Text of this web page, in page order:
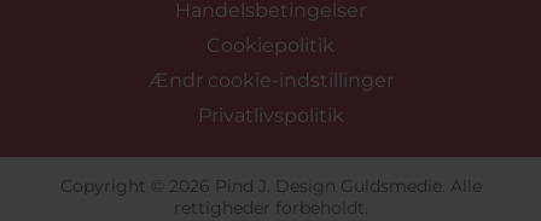
Handelsbetingelser
Cookiepolitik
Ændr cookie-indstillinger
Privatlivspolitik
Copyright © 2026 Pind J. Design Guldsmedie. Alle
rettigheder forbeholdt.